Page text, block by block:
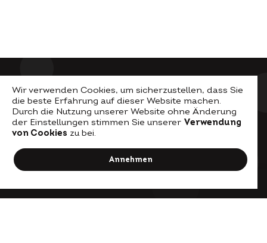
Wir verwenden Cookies, um sicherzustellen, dass Sie
die beste Erfahrung auf dieser Website machen.
Durch die Nutzung unserer Website ohne Änderung
der Einstellungen stimmen Sie unserer Verwendung
von Cookies zu bei.
Annehmen
© Visio Permacultura
Impressum